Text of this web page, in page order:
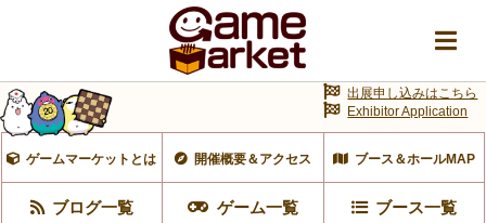
ゲームマーケットとは 開催概要＆アクセス ブース＆ホールMAP
ブログ一覧 ゲーム一覧 ブース一覧
出展申し込みはこちら
Exhibitor Application